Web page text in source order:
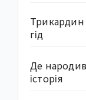
Трикардин
гід
Де
історія